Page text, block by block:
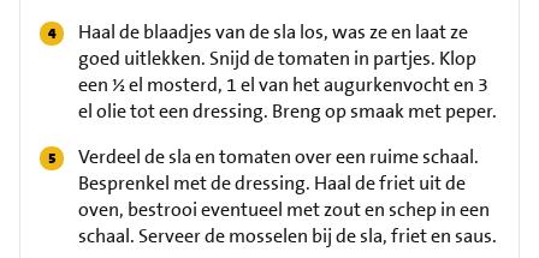
Haal de blaadjes van de sla los, was ze en laat ze
goed uitlekken. Snijd de tomaten in partjes. Klop
een ½ el mosterd, 1 el van het augurkenvocht en 3
el olie tot een dressing. Breng op smaak met peper.
Verdeel de sla en tomaten over een ruime schaal.
Besprenkel met de dressing. Haal de friet uit de
oven, bestrooi eventueel met zout en schep in een
schaal. Serveer de mosselen bij de sla, friet en saus.